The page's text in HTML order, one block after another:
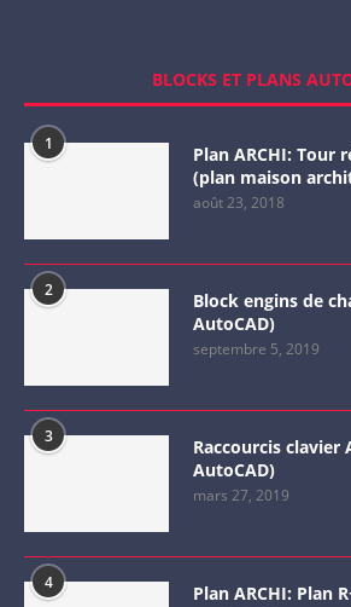
BLOCKS ET PLANS
1
Plan ARCHI: Tour
(plan maison
août 23, 2018
2
Block engins de
AutoCAD)
septembre 5, 2019
3
Raccourcis clavier
AutoCAD)
mars 27, 2019
4 Plan ARCHI: Plan